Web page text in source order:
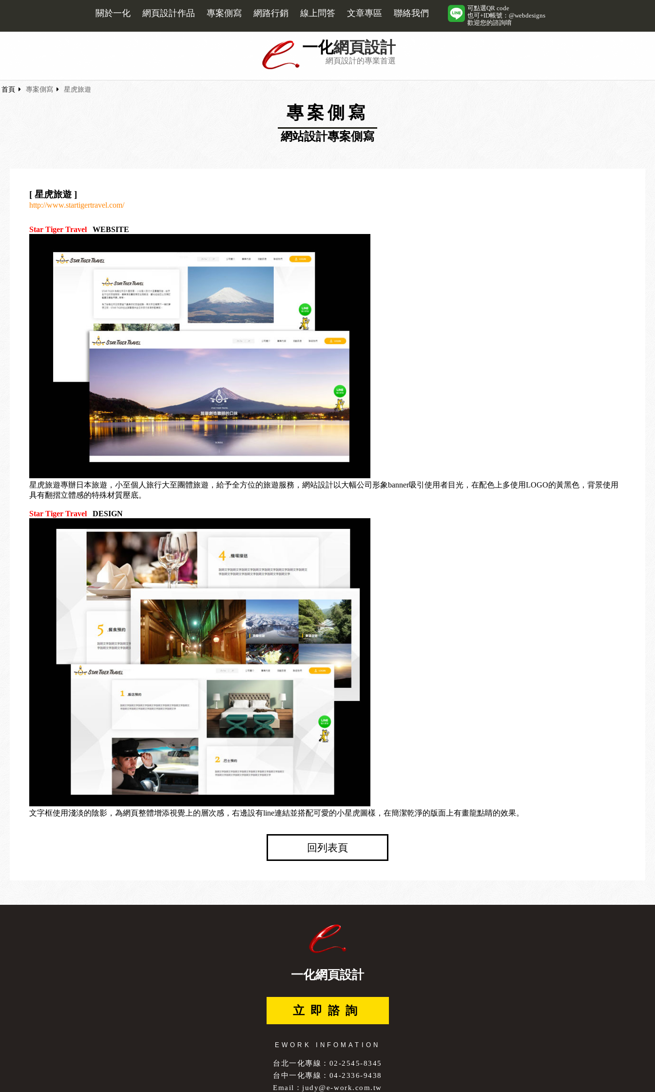
關於一化 網頁設計作品 專案側寫 網路行銷 線上問答 文章專區 聯絡我們
可點選QR code
也可+ID帳號：@webdesigns
歡迎您的諮詢唷
一化網頁設計
網頁設計的專業首選
首頁 專案側寫 星虎旅遊
專案側寫
網站設計專案側寫
[ 星虎旅遊 ]
http://www.startigertravel.com/
Star Tiger Travel WEBSITE
星虎旅遊專辦日本旅遊，小至個人旅行大至團體旅遊，給予全方位的旅遊服務，網站設計以大幅公司形象banner吸引使用者目光，在配色上多使用LOGO的黃黑色，背景使用
具有翻摺立體感的特殊材質壓底。
Star Tiger Travel DESIGN
文字框使用淺淡的陰影，為網頁整體增添視覺上的層次感，右邊設有line連結並搭配可愛的小星虎圖樣，在簡潔乾淨的版面上有畫龍點睛的效果。
回列表頁
一化網頁設計
立即諮詢
EWORK INFOMATION
台北一化專線：02-2545-8345
台中一化專線：04-2336-9438
Email：judy@e-work.com.tw